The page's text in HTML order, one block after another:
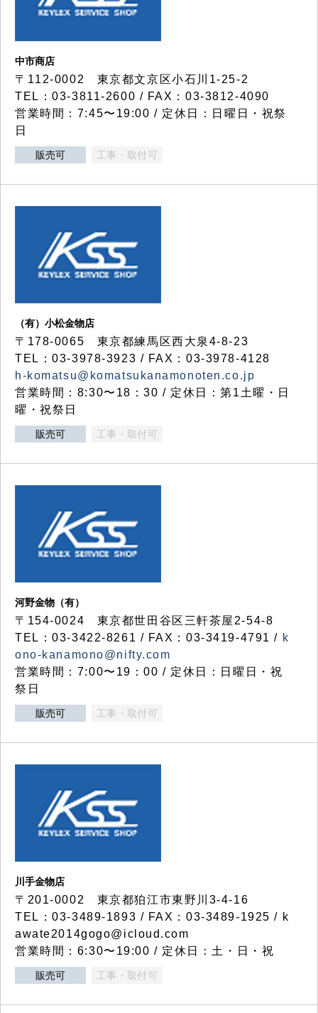
中市商店
〒112-0002 東京都文京区小石川1-25-2
TEL：03-3811-2600 / FAX：03-3812-4090
営業時間：7:45〜19:00 / 定休日：日曜日・祝祭
日
販売可 工事・取付可
（有）小松金物店
〒178-0065 東京都練馬区西大泉4-8-23
TEL：03-3978-3923 / FAX：03-3978-4128
h-komatsu@komatsukanamonoten.co.jp
営業時間：8:30〜18：30 / 定休日：第1土曜・日
曜・祝祭日
販売可 工事・取付可
河野金物（有）
〒154-0024 東京都世田谷区三軒茶屋2-54-8
TEL：03-3422-8261 / FAX：03-3419-4791 / k
ono-kanamono@nifty.com
営業時間：7:00〜19：00 / 定休日：日曜日・祝
祭日
販売可 工事・取付可
川手金物店
〒201-0002 東京都狛江市東野川3-4-16
TEL：03-3489-1893 / FAX：03-3489-1925 / k
awate2014gogo@icloud.com
営業時間：6:30〜19:00 / 定休日：土・日・祝
販売可 工事・取付可